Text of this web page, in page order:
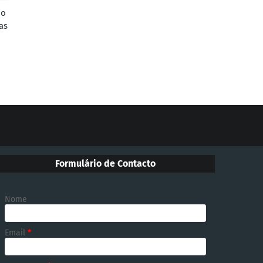
Formulário de Contacto
Nome
Email *